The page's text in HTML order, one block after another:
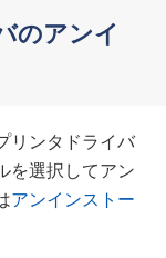
のアンイ
リンタドライバ
を選択してアン
アンインストー